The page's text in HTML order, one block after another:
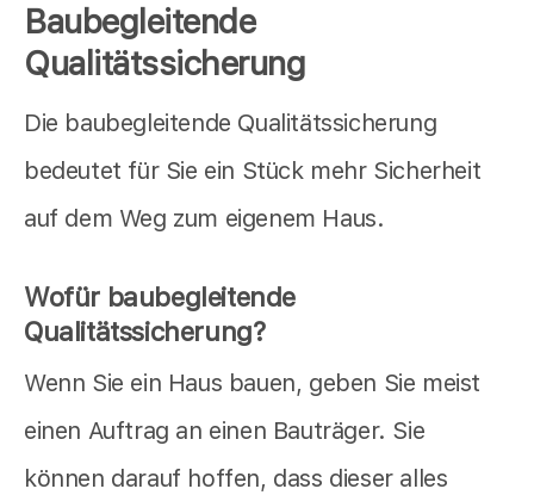
Baubegleitende
Qualitätssicherung
Die baubegleitende Qualitätssicherung
bedeutet für Sie ein Stück mehr Sicherheit
auf dem Weg zum eigenem Haus.
Wofür baubegleitende
Qualitätssicherung?
Wenn Sie ein Haus bauen, geben Sie meist
einen Auftrag an einen Bauträger. Sie
können darauf hoffen, dass dieser alles